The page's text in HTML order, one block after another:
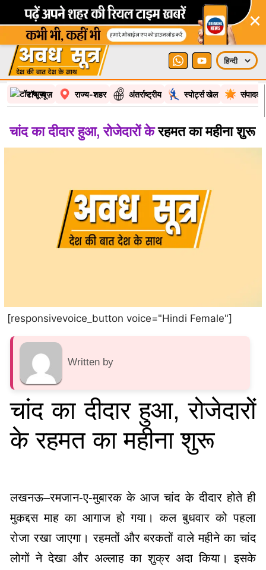
×
टॉप न्यूज़ राज्य-शहर अंतर्राष्ट्रीय स्पोर्ट्स खेल
चांद का दीदार हुआ, रोजेदारों केरहमत का महीना शुरू
[responsivevoice_button voice="Hindi Female"]
Written by
चांद का दीदार हुआ, रोजेदारों
के रहमत का महीना शुरू
लखनऊ–रमजान-ए-मुबारक के आज चांद के दीदार होते ही
मुकद्दस माह का आगाज हो गया। कल बुधवार को पहला
रोजा रखा जाएगा। रहमतों और बरकतों वाले महीने का चांद
लोगों ने देखा और अल्लाह का शुक्र अदा किया। इसके